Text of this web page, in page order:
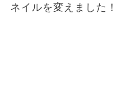
ネイルを変えました！